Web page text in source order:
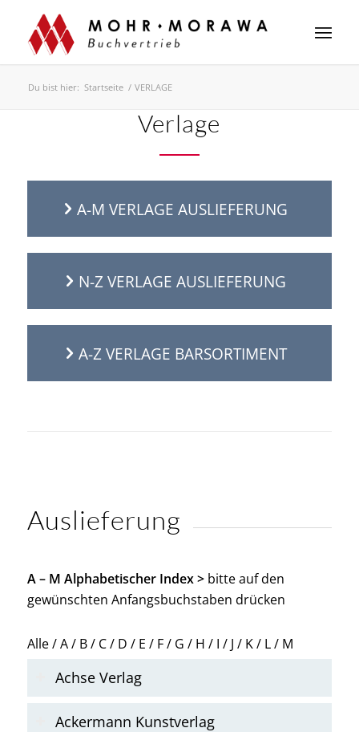
Du bist hier: Startseite / VERLAGE
Verlage
A-M VERLAGE AUSLIEFERUNG
N-Z VERLAGE AUSLIEFERUNG
A-Z VERLAGE BARSORTIMENT
Auslieferung
A – M Alphabetischer Index >bitte auf den
gewünschten Anfangsbuchstaben drücken
Alle / A / B / C / D / E / F / G / H / I / J / K / L / M
Achse Verlag
Ackermann Kunstverlag